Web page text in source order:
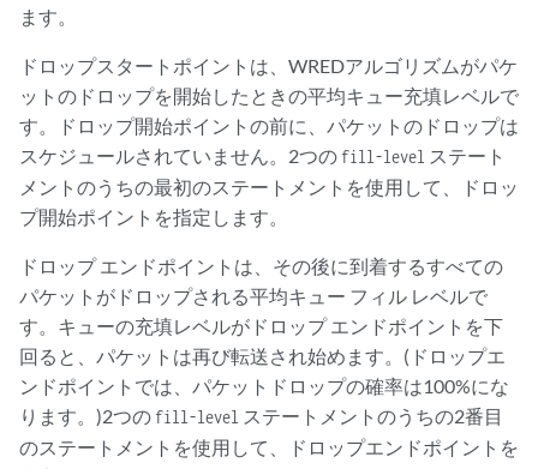
ます。
ドロップスタートポイントは、WREDアルゴリズムがパケ
ットのドロップを開始したときの平均キュー充填レベルで
す。ドロップ開始ポイントの前に、パケットのドロップは
スケジュールされていません。2つの fill-level ステート
メントのうちの最初のステートメントを使用して、ドロッ
プ開始ポイントを指定します。
ドロップ エンドポイントは、その後に到着するすべての
パケットがドロップされる平均キュー フィル レベルで
す。キューの充填レベルがドロップ エンドポイントを下
回ると、パケットは再び転送され始めます。(ドロップエ
ンドポイントでは、パケットドロップの確率は100%にな
ります。)2つの fill-level ステートメントのうちの2番目
のステートメントを使用して、ドロップエンドポイントを